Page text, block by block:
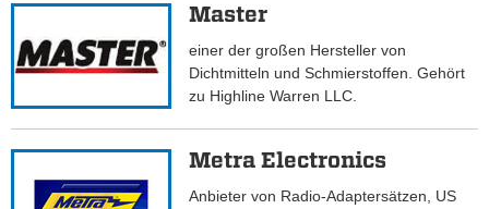
Master
einer der großen Hersteller von
Dichtmitteln und Schmierstoffen. Gehört
zu Highline Warren LLC.
Metra Electronics
Anbieter von Radio-Adaptersätzen, US